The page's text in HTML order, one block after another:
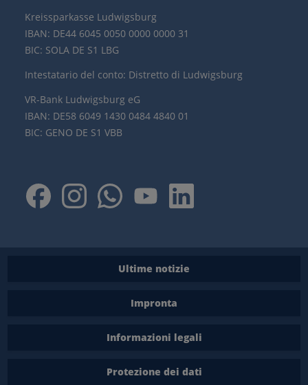
Kreissparkasse Ludwigsburg
IBAN: DE44 6045 0050 0000 0000 31
BIC: SOLA DE S1 LBG
Intestatario del conto: Distretto di Ludwigsburg
VR-Bank Ludwigsburg eG
IBAN: DE58 6049 1430 0484 4840 01
BIC: GENO DE S1 VBB
Ultime notizie
Impronta
Informazioni legali
Protezione dei dati